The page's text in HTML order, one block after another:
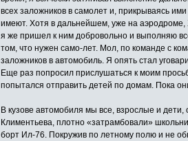
всех заложников в самолет и, прикрываясь
имеют. Хотя в дальнейшем, уже на аэродроме,
я же пришел к ним добровольно и выполняю
том, что нужен само-лет. Мол, по команде с
заложников в автомобиль. Я опять стал
Еще раз попросил прислушаться к моим
попытался отправить детей по домам. Пока
В кузове автомобиля мы все, взрослые и
Климентьева, плотно «затрамбовали»
борт Ил-76. Покружив по летному полю и не